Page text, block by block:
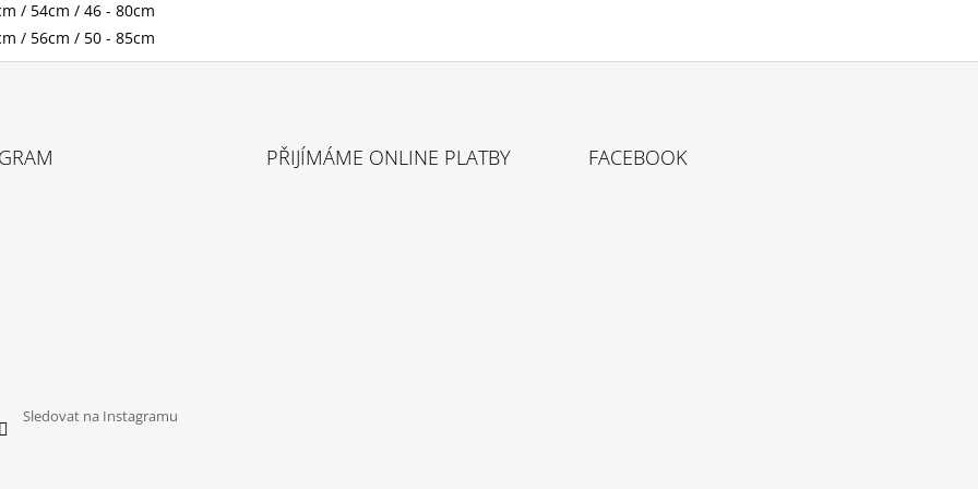
/ 54cm / 46 - 80cm
/ 56cm / 50 - 85cm
Sledovat na Instagramu
PŘIJÍMÁME ONLINE PLATBY FACEBOOK